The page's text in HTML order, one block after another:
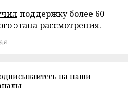
поддержку более 60
этапа рассмотрения.
на наши